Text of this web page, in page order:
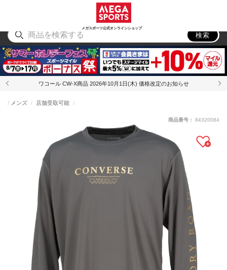
メガスポーツ公式オンラインショップ
アウトドア
検索
ワコール CW-X商品 2026年10月1日(木) 価格改定のお知らせ
メンズ 店舗受取可能
商品番号： 84320084